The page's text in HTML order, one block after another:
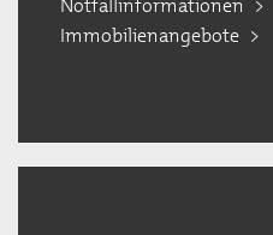
Notfallinformationen
Immobilienangebote